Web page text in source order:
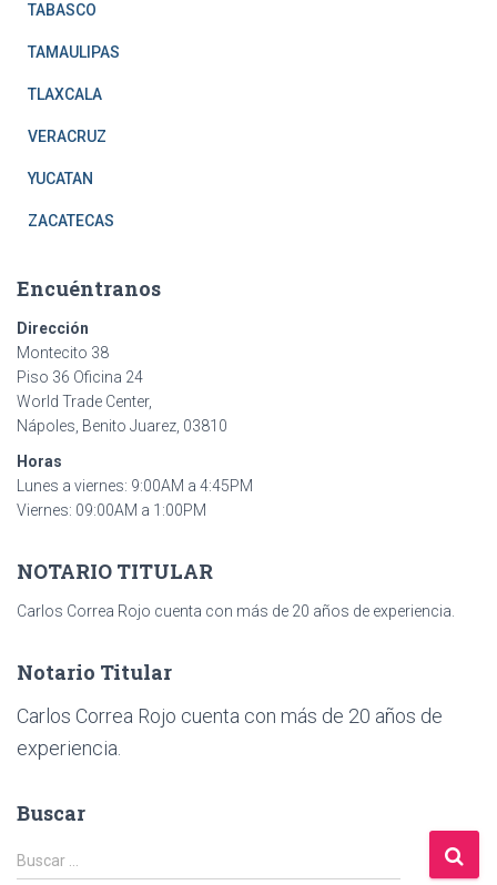
TABASCO
TAMAULIPAS
TLAXCALA
VERACRUZ
YUCATAN
ZACATECAS
Encuéntranos
Dirección
Montecito 38
Piso 36 Oficina 24
World Trade Center,
Nápoles, Benito Juarez, 03810
Horas
Lunes a viernes: 9:00AM a 4:45PM
Viernes: 09:00AM a 1:00PM
NOTARIO TITULAR
Carlos Correa Rojo cuenta con más de 20 años de experiencia.
Notario Titular
Carlos Correa Rojo cuenta con más de 20 años de
experiencia.
Buscar
B
u
Buscar …